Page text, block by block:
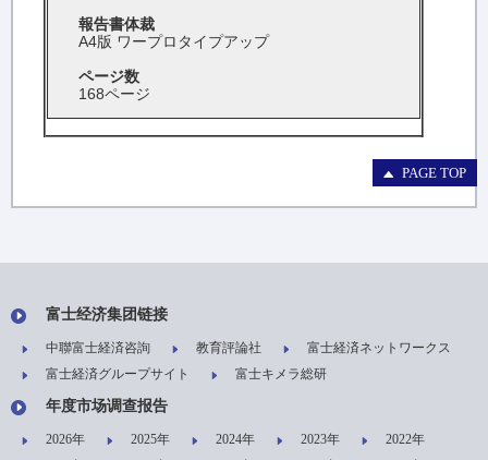
報告書体裁
A4版 ワープロタイプアップ
ページ数
168ページ
PAGE TOP
富士经济集团链接
中聯富士経済咨詢 教育評論社
富士経済ネットワークス
富士経済グループサイト
富士キメラ総研
年度市场调查报告
2026年 2025年 2024年 2023年
2022年